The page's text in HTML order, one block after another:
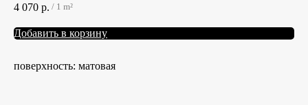
4 070 р. / 1 m²
Добавить в корзину
поверхность: матовая